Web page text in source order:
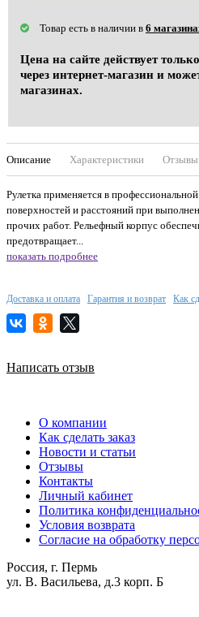
Товар есть в наличии в 6
Цена на сайте действует
через интернет-магазин и
магазинах.
Описание Характеристики Отзывы
Рулетка применяется в
поверхностей и расстояний при
прочих работ. Рельефный корпус
предотвращает...
показать подробнее
Доставка и оплата Гарантия и возврат Как
Написать отзыв
О компании
Как сделать заказ
Новости и статьи
Отзывы
Контакты
Личный кабинет
Политика
Условия возврата
Согласие на обработку
Россия, г. Пермь
ул. В. Васильева, д.3 корп. Б